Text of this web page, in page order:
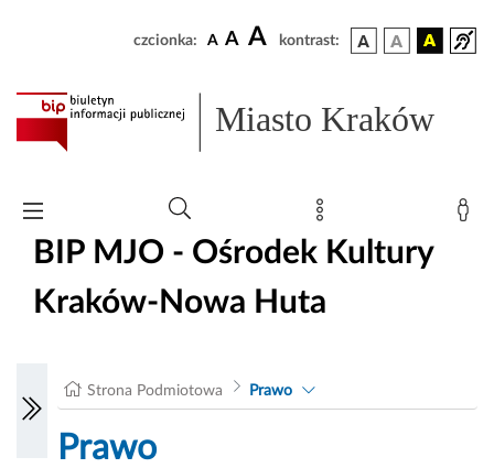
czcionka: A A A kontrast:
Miasto Kraków
BIP MJO - Ośrodek Kultury
Kraków-Nowa Huta
Strona Podmiotowa Prawo
Prawo